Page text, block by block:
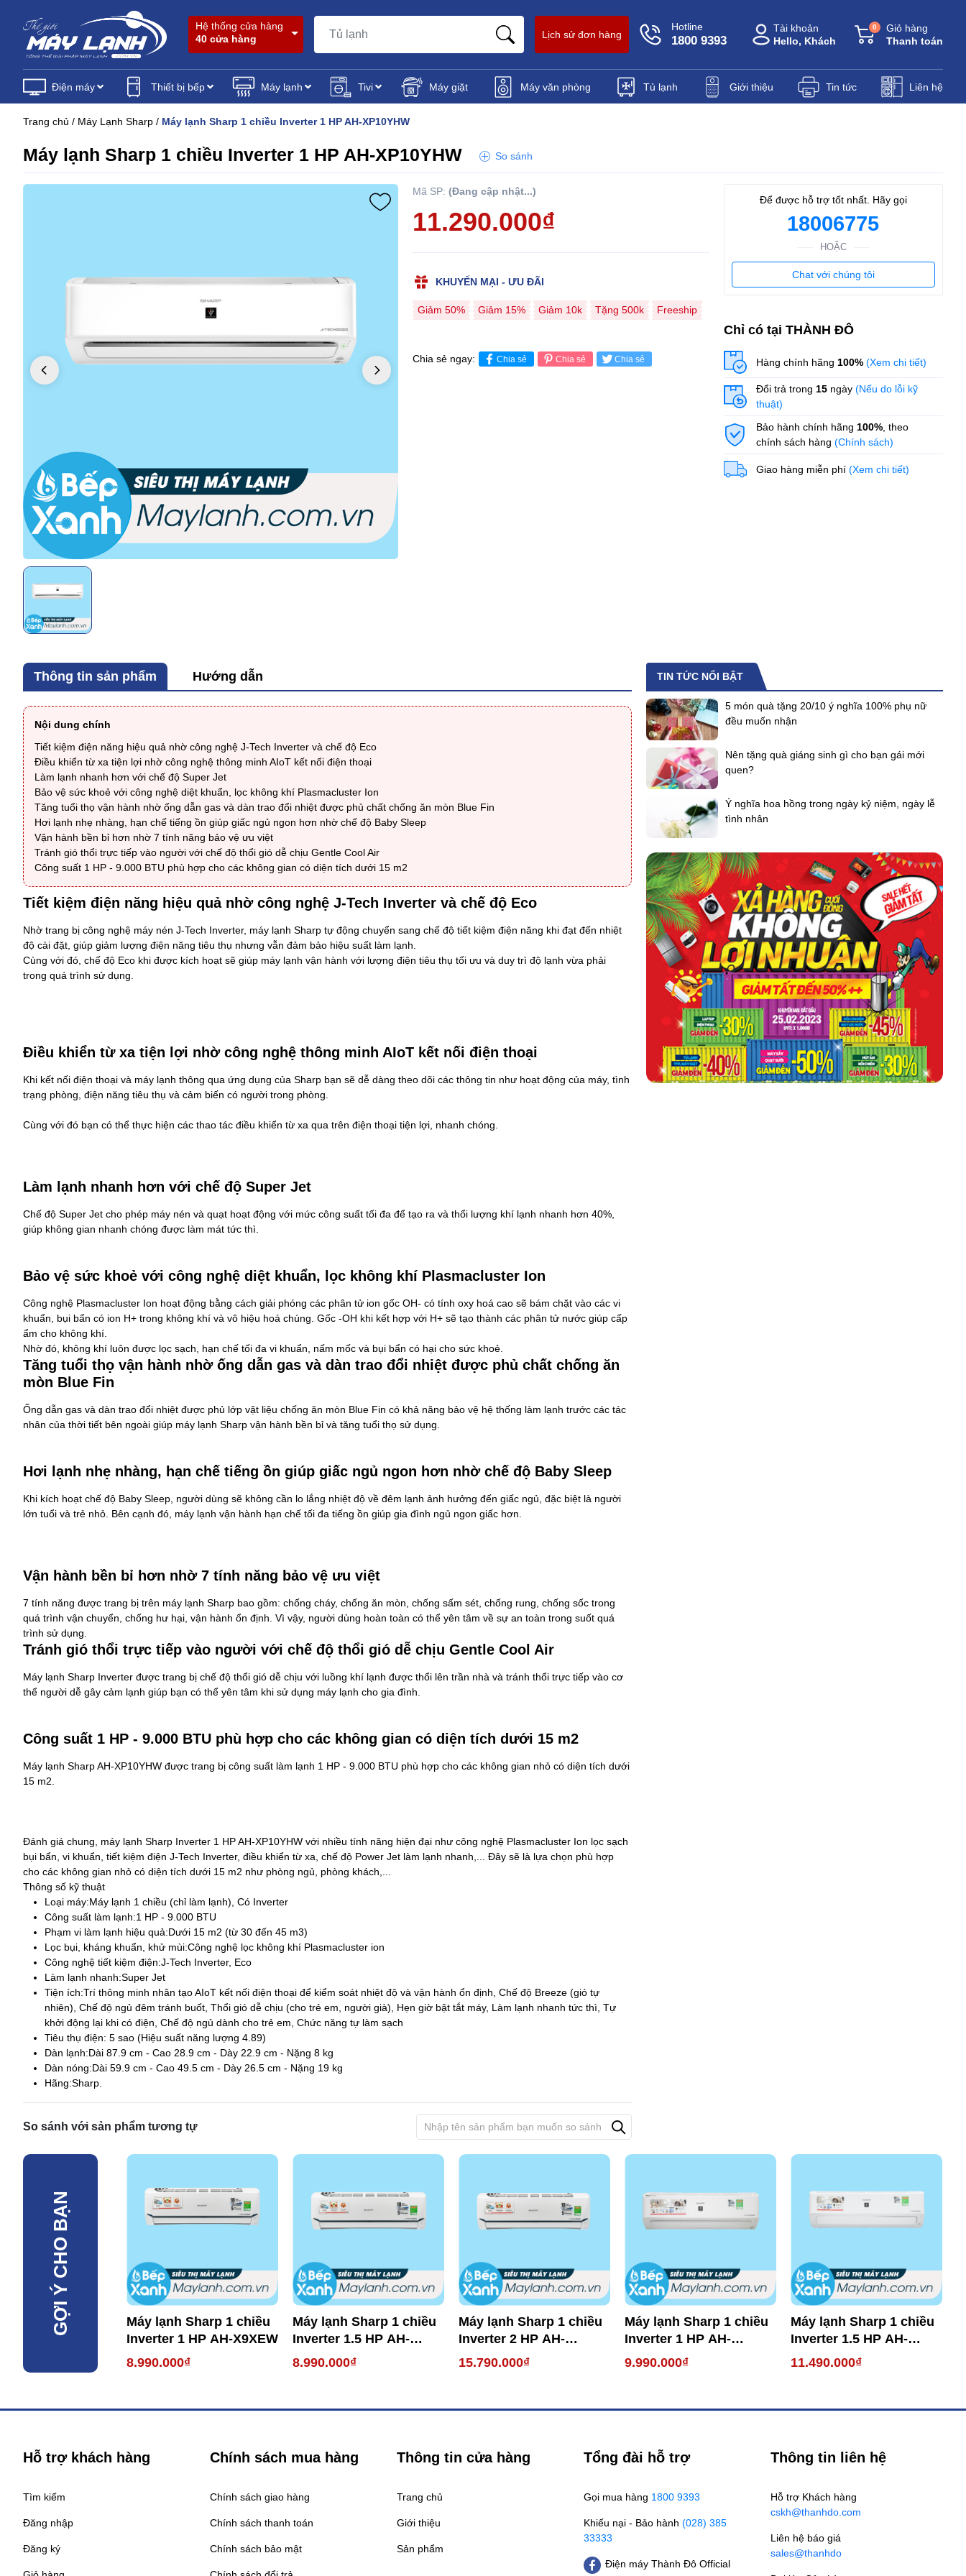
Hệ thống cửa hàng
40 cửa hàng
Lịch sử đơn hàng
Hotline
1800 9393
Tài khoản
Hello, Khách
Giỏ hàng
Thanh toán
0
Điện máy Thiết bị bếp Máy lạnh Tivi Máy giặt Máy văn phòng Tủ lạnh Giới thiệu Tin tức Liên hệ
Trang chủ / Máy Lạnh Sharp / Máy lạnh Sharp 1 chiều Inverter 1 HP AH-XP10YHW
Máy lạnh Sharp 1 chiều Inverter 1 HP AH-XP10YHW So sánh
Mã SP: (Đang cập nhật...)
11.290.000₫
KHUYẾN MẠI - ƯU ĐÃI
Giảm 50% Giảm 15% Giảm 10k Tặng 500k Freeship
Chia sẻ ngay: Chia sẻ Chia sẻ Chia sẻ
Để được hỗ trợ tốt nhất. Hãy gọi
18006775
HOẶC
Chat với chúng tôi
Chỉ có tại THÀNH ĐÔ
Hàng chính hãng 100% (Xem chi tiết)
Đổi trả trong 15ngày (Nếu do lỗi kỹ
thuật)
Bảo hành chính hãng 100%, theo
chính sách hàng (Chính sách)
Giao hàng miễn phí (Xem chi tiết)
Thông tin sản phẩm Hướng dẫn
Nội dung chính
Tiết kiệm điện năng hiệu quả nhờ công nghệ J-Tech Inverter và chế độ Eco
Điều khiển từ xa tiện lợi nhờ công nghệ thông minh AIoT kết nối điện thoại
Làm lạnh nhanh hơn với chế độ Super Jet
Bảo vệ sức khoẻ với công nghệ diệt khuẩn, lọc không khí Plasmacluster Ion
Tăng tuổi thọ vận hành nhờ ống dẫn gas và dàn trao đổi nhiệt được phủ chất chống ăn mòn Blue Fin
Hơi lạnh nhẹ nhàng, hạn chế tiếng ồn giúp giấc ngủ ngon hơn nhờ chế độ Baby Sleep
Vận hành bền bỉ hơn nhờ 7 tính năng bảo vệ ưu việt
Tránh gió thổi trực tiếp vào người với chế độ thổi gió dễ chịu Gentle Cool Air
Công suất 1 HP - 9.000 BTU phù hợp cho các không gian có diện tích dưới 15 m2
Tiết kiệm điện năng hiệu quả nhờ công nghệ J-Tech Inverter và chế độ Eco
Nhờ trang bị công nghệ máy nén J-Tech Inverter, máy lạnh Sharp tự động chuyển sang chế độ tiết kiệm điện năng khi đạt đến nhiệt
độ cài đặt, giúp giảm lượng điện năng tiêu thụ nhưng vẫn đảm bảo hiệu suất làm lạnh.
Cùng với đó, chế độ Eco khi được kích hoạt sẽ giúp máy lạnh vận hành với lượng điện tiêu thụ tối ưu và duy trì độ lạnh vừa phải
trong quá trình sử dụng.
Điều khiển từ xa tiện lợi nhờ công nghệ thông minh AIoT kết nối điện thoại
Khi kết nối điện thoại và máy lạnh thông qua ứng dụng của Sharp bạn sẽ dễ dàng theo dõi các thông tin như hoạt động của máy, tình
trạng phòng, điện năng tiêu thụ và cảm biến có người trong phòng.
Cùng với đó bạn có thể thực hiện các thao tác điều khiển từ xa qua trên điện thoại tiện lợi, nhanh chóng.
Làm lạnh nhanh hơn với chế độ Super Jet
Chế độ Super Jet cho phép máy nén và quạt hoạt động với mức công suất tối đa để tạo ra và thổi lượng khí lạnh nhanh hơn 40%,
giúp không gian nhanh chóng được làm mát tức thì.
Bảo vệ sức khoẻ với công nghệ diệt khuẩn, lọc không khí Plasmacluster Ion
Công nghệ Plasmacluster Ion hoạt động bằng cách giải phóng các phân tử ion gốc OH- có tính oxy hoá cao sẽ bám chặt vào các vi
khuẩn, bụi bẩn có ion H+ trong không khí và vô hiệu hoá chúng. Gốc -OH khi kết hợp với H+ sẽ tạo thành các phân tử nước giúp cấp
ẩm cho không khí.
Nhờ đó, không khí luôn được lọc sạch, hạn chế tối đa vi khuẩn, nấm mốc và bụi bẩn có hại cho sức khoẻ.
Tăng tuổi thọ vận hành nhờ ống dẫn gas và dàn trao đổi nhiệt được phủ chất chống ăn
mòn Blue Fin
Ống dẫn gas và dàn trao đổi nhiệt được phủ lớp vật liệu chống ăn mòn Blue Fin có khả năng bảo vệ hệ thống làm lạnh trước các tác
nhân của thời tiết bên ngoài giúp máy lạnh Sharp vận hành bền bỉ và tăng tuổi thọ sử dụng.
Hơi lạnh nhẹ nhàng, hạn chế tiếng ồn giúp giấc ngủ ngon hơn nhờ chế độ Baby Sleep
Khi kích hoạt chế độ Baby Sleep, người dùng sẽ không cần lo lắng nhiệt độ về đêm lạnh ảnh hưởng đến giấc ngủ, đặc biệt là người
lớn tuổi và trẻ nhỏ. Bên cạnh đó, máy lạnh vận hành hạn chế tối đa tiếng ồn giúp gia đình ngủ ngon giấc hơn.
Vận hành bền bỉ hơn nhờ 7 tính năng bảo vệ ưu việt
7 tính năng được trang bị trên máy lạnh Sharp bao gồm: chống cháy, chống ăn mòn, chống sấm sét, chống rung, chống sốc trong
quá trình vận chuyển, chống hư hại, vận hành ổn định. Vì vậy, người dùng hoàn toàn có thể yên tâm về sự an toàn trong suốt quá
trình sử dụng.
Tránh gió thổi trực tiếp vào người với chế độ thổi gió dễ chịu Gentle Cool Air
Máy lạnh Sharp Inverter được trang bị chế độ thổi gió dễ chịu với luồng khí lạnh được thổi lên trần nhà và tránh thổi trực tiếp vào cơ
thể người dễ gây cảm lạnh giúp bạn có thể yên tâm khi sử dụng máy lạnh cho gia đình.
Công suất 1 HP - 9.000 BTU phù hợp cho các không gian có diện tích dưới 15 m2
Máy lạnh Sharp AH-XP10YHW được trang bị công suất làm lạnh 1 HP - 9.000 BTU phù hợp cho các không gian nhỏ có diện tích dưới
15 m2.
Đánh giá chung, máy lạnh Sharp Inverter 1 HP AH-XP10YHW với nhiều tính năng hiện đại như công nghệ Plasmacluster Ion lọc sạch
bụi bẩn, vi khuẩn, tiết kiệm điện J-Tech Inverter, điều khiển từ xa, chế độ Power Jet làm lạnh nhanh,... Đây sẽ là lựa chọn phù hợp
cho các không gian nhỏ có diện tích dưới 15 m2 như phòng ngủ, phòng khách,...
Thông số kỹ thuật
Loại máy:Máy lạnh 1 chiều (chỉ làm lạnh), Có Inverter
Công suất làm lạnh:1 HP - 9.000 BTU
Phạm vi làm lạnh hiệu quả:Dưới 15 m2 (từ 30 đến 45 m3)
Lọc bụi, kháng khuẩn, khử mùi:Công nghệ lọc không khí Plasmacluster ion
Công nghệ tiết kiệm điện:J-Tech Inverter, Eco
Làm lạnh nhanh:Super Jet
Tiện ích:Trí thông minh nhân tạo AIoT kết nối điện thoại để kiểm soát nhiệt độ và vận hành ổn định, Chế độ Breeze (gió tự
nhiên), Chế độ ngủ đêm tránh buốt, Thổi gió dễ chịu (cho trẻ em, người già), Hẹn giờ bật tắt máy, Làm lạnh nhanh tức thì, Tự
khởi động lại khi có điện, Chế độ ngủ dành cho trẻ em, Chức năng tự làm sạch
Tiêu thụ điện: 5 sao (Hiệu suất năng lượng 4.89)
Dàn lạnh:Dài 87.9 cm - Cao 28.9 cm - Dày 22.9 cm - Nặng 8 kg
Dàn nóng:Dài 59.9 cm - Cao 49.5 cm - Dày 26.5 cm - Nặng 19 kg
Hãng:Sharp.
So sánh với sản phẩm tương tự
TIN TỨC NỔI BẬT
5 món quà tặng 20/10 ý nghĩa 100% phụ nữ
đều muốn nhận
Nên tặng quà giáng sinh gì cho bạn gái mới
quen?
Ý nghĩa hoa hồng trong ngày kỷ niệm, ngày lễ
tình nhân
GỢI Ý CHO BẠN
Máy lạnh Sharp 1 chiều
Inverter 1 HP AH-X9XEW
8.990.000₫
Máy lạnh Sharp 1 chiều
Inverter 1.5 HP AH-
X12XEW
8.990.000₫
Máy lạnh Sharp 1 chiều
Inverter 2 HP AH-
X18XEW
15.790.000₫
Máy lạnh Sharp 1 chiều
Inverter 1 HP AH-
XP10YMW
9.990.000₫
Máy lạnh Sharp 1 chiều
Inverter 1.5 HP AH-
XP13YMW
11.490.000₫
Hỗ trợ khách hàng
Tìm kiếm
Đăng nhập
Đăng ký
Chính sách mua hàng
Chính sách giao hàng
Chính sách thanh toán
Chính sách bảo mật
Thông tin cửa hàng
Trang chủ
Giới thiệu
Sản phẩm
Tổng đài hỗ trợ
Gọi mua hàng 1800 9393
Khiếu nại - Bảo hành (028) 385
33333
Điện máy Thành Đô Official
Thông tin liên hệ
Hỗ trợ Khách hàng
cskh@thanhdo.com
Liên hệ báo giá
sales@thanhdo